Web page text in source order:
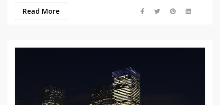
Read More